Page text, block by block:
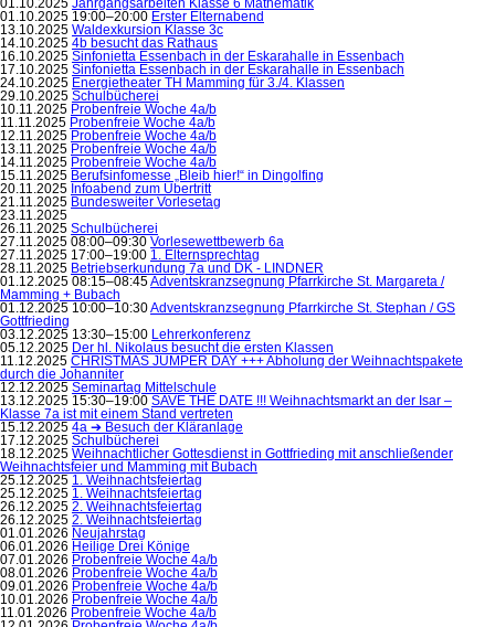
01.10.2025 Jahrgangsarbeiten Klasse 6 Mathematik
01.10.2025 19:00–20:00 Erster Elternabend
13.10.2025 Waldexkursion Klasse 3c
14.10.2025 4b besucht das Rathaus
16.10.2025 Sinfonietta Essenbach in der Eskarahalle in Essenbach
17.10.2025 Sinfonietta Essenbach in der Eskarahalle in Essenbach
24.10.2025 Energietheater TH Mamming für 3./4. Klassen
29.10.2025 Schulbücherei
10.11.2025 Probenfreie Woche 4a/b
11.11.2025 Probenfreie Woche 4a/b
12.11.2025 Probenfreie Woche 4a/b
13.11.2025 Probenfreie Woche 4a/b
14.11.2025 Probenfreie Woche 4a/b
15.11.2025 Berufsinfomesse „Bleib hier!“ in Dingolfing
20.11.2025 Infoabend zum Übertritt
21.11.2025 Bundesweiter Vorlesetag
23.11.2025
26.11.2025 Schulbücherei
27.11.2025 08:00–09:30 Vorlesewettbewerb 6a
27.11.2025 17:00–19:00 1. Elternsprechtag
28.11.2025 Betriebserkundung 7a und DK - LINDNER
01.12.2025 08:15–08:45Adventskranzsegnung Pfarrkirche St. Margareta /
Mamming + Bubach
01.12.2025 10:00–10:30Adventskranzsegnung Pfarrkirche St. Stephan / GS
Gottfrieding
03.12.2025 13:30–15:00 Lehrerkonferenz
05.12.2025 Der hl. Nikolaus besucht die ersten Klassen
11.12.2025 CHRISTMAS JUMPER DAY +++ Abholung der Weihnachtspakete
durch die Johanniter
12.12.2025 Seminartag Mittelschule
13.12.2025 15:30–19:00 SAVE THE DATE !!! Weihnachtsmarkt an der Isar –
Klasse 7a ist mit einem Stand vertreten
15.12.2025 4a ➔ Besuch der Kläranlage
17.12.2025 Schulbücherei
18.12.2025 Weihnachtlicher Gottesdienst in Gottfrieding mit anschließender
Weihnachtsfeier und Mamming mit Bubach
25.12.2025 1. Weihnachtsfeiertag
25.12.2025 1. Weihnachtsfeiertag
26.12.2025 2. Weihnachtsfeiertag
26.12.2025 2. Weihnachtsfeiertag
01.01.2026 Neujahrstag
06.01.2026 Heilige Drei Könige
07.01.2026 Probenfreie Woche 4a/b
08.01.2026 Probenfreie Woche 4a/b
09.01.2026 Probenfreie Woche 4a/b
10.01.2026 Probenfreie Woche 4a/b
11.01.2026 Probenfreie Woche 4a/b